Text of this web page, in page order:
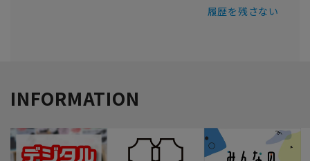
履歴を残さない
INFORMATION